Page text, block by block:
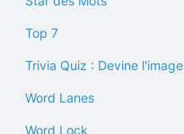
Top 7
Trivia Quiz : Devine l'image
Word Lanes
Word Lock